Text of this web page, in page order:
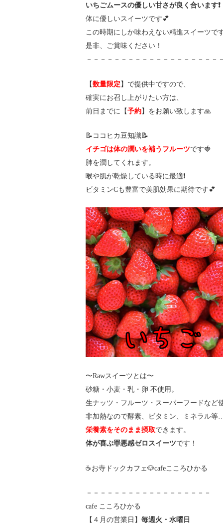
いちごムースの優しい甘さが良く合います❗️
体に優しいスイーツです💕
この時期にしか味わえない精進スイーツです
是非、ご賞味ください！
－－－－－－－－－－－－－－－－－－－
【数量限定 】で提供中ですので、
確実にお召し上がりたい方は、
前日までに【予約】をお願い致します🙏
📝ココヒカ豆知識📝
イチゴは体の潤いを補うフルーツです🍓
肺を潤してくれます。
喉や肌が乾燥している時に最適❗️
ビタミンCも豊富で美肌効果に期待です💕
〜Rawスイーツとは〜
砂糖・小麦・乳・卵 不使用。
生ナッツ・フルーツ・スーパーフードなど使
非加熱なので酵素、ビタミン、ミネラル等
栄養素をそのまま摂取できます。
体が喜ぶ罪悪感ゼロスイーツです！
☕️お寺ドックカフェ🐶cafeこころひかる
－－－－－－－－－－－－－－－－－－
cafe こころひかる
【４月の営業日】 毎週火・水曜日